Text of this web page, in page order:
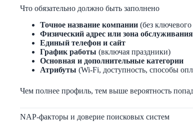
Что обязательно должно быть заполнено
Точное название компании (без
Физический адрес или зона обслуживания
Единый телефон и сайт
График работы (включая праздники)
Основная и дополнительные категории
Атрибуты (Wi-Fi, доступность, способы
Чем полнее профиль, тем выше вероятность
NAP-факторы и доверие поисковых систем